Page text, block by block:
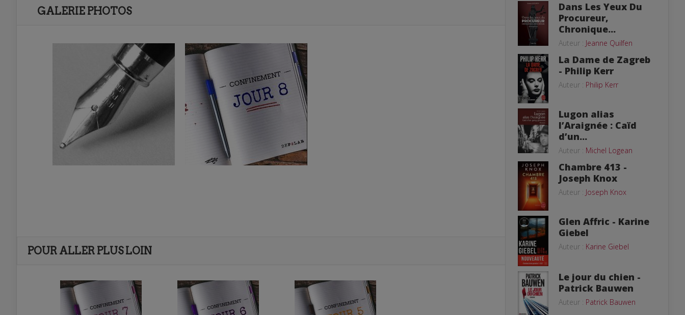
GALERIE PHOTOS
POUR ALLER PLUS LOIN
Dans Les Yeux Du
Procureur,
Chronique...
Auteur : Jeanne Quilfen
La Dame de Zagreb
- Philip Kerr
Auteur : Philip Kerr
Lugon alias
l’Araignée : Caïd
d’un...
Auteur : Michel Logean
Chambre 413 -
Joseph Knox
Auteur : Joseph Knox
Glen Affric - Karine
Giebel
Auteur : Karine Giebel
Le jour du chien -
Patrick Bauwen
Auteur : Patrick Bauwen